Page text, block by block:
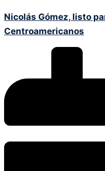
Nicolás Gómez, listo
Centroamericanos